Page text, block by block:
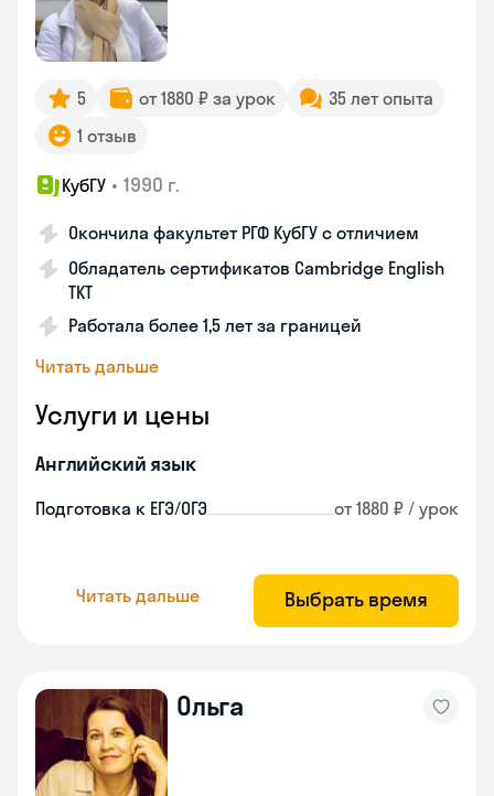
5 от 1880 ₽ за урок
35 лет опыта
1 отзыв
КубГУ • 1990 г.
Окончила факультет РГФ КубГУ с отличием
Обладатель сертификатов Cambridge English
TKT
Работала более 1,5 лет за границей
Читать дальше
Услуги и цены
Английский язык
Подготовка к ЕГЭ/ОГЭ от 1880 ₽ / урок
Читать дальше Выбрать время
Ольга